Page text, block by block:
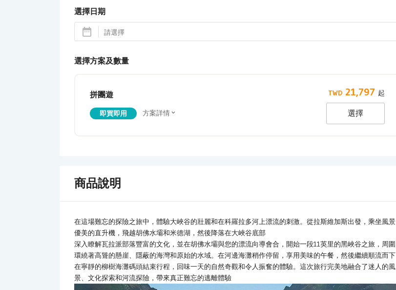
選擇日期
選擇方案及數量
拼團遊
即買即用 方案詳情
21,797
選擇
商品說明
在這場難忘的探險之旅中，體驗大峽谷的壯麗和在科羅拉多河上漂流的刺激。從拉斯維加斯出發，乘坐風景
優美的直升機，飛越胡佛水壩和米德湖，然後降落在大峽谷底部
深入瞭解瓦拉派部落豐富的文化，並在胡佛水壩與您的漂流向導會合，開始一段11英里的黑峽谷之旅，周圍
環繞著高聳的懸崖、隱蔽的海灣和原始的水域。在河邊海灘稍作停留，享用美味的午餐，然後繼續順流而下
在寧靜的柳樹海灘碼頭結束行程，回味一天的自然奇觀和令人振奮的體驗。這次旅行完美地融合了迷人的風
景、文化探索和河流探險，帶來真正難忘的逃離體驗